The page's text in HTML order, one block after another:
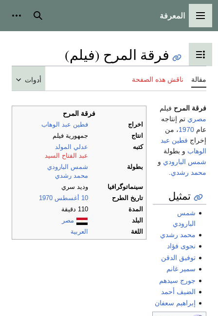
القائمة الرئيسية
المعرفة بحث
تبديل عرض جدول المحتويات
فرقة المرح (فيلم)
مقالة ناقش هذه الصفحة أدوات
فرقة المرح
اخراج
فطين عبد الوهاب
انتاج
جمهورية فيلم
كتبه
عدلي المولد
عبد الفتاح السيد
بطولة
شمس البارودي
محمد رشدي
سينماتوگرافيا
وديد سري
تاريخ الطرح
10 أغسطس
1970
المدة
110 دقيقة
البلد
مصر
اللغة
العربية
فرقة المرح فيلم
مصري تم إنتاجه
عام 1970، من
إخراج فطين عبد
الوهاب و بطولة
شمس البارودي و
محمد رشدي
تمثيل
شمس
البارودي
محمد رشدي
نجوى فؤاد
توفيق الدقن
سمير غانم
جورج سيدهم
الضيف أحمد
إبراهيم سعفان